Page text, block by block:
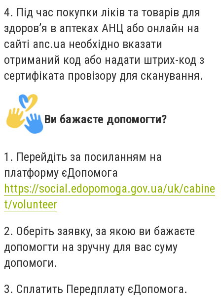
4. Під час покупки ліків та товарів для
здоров’я в аптеках АНЦ або онлайн на
сайті anc.ua необхідно вказати
отриманий код або надати штрих-код з
сертифіката провізору для сканування.
Ви бажаєте допомогти?
1. Перейдіть за посиланням на
платформу єДопомога
https://social.edopomoga.gov.ua/uk/cabine
t/volunteer
2. Оберіть заявку, за якою ви бажаєте
допомогти на зручну для вас суму
допомоги.
3. Сплатить Передплату єДопомога.